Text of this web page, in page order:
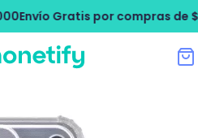
Gratis por compras de